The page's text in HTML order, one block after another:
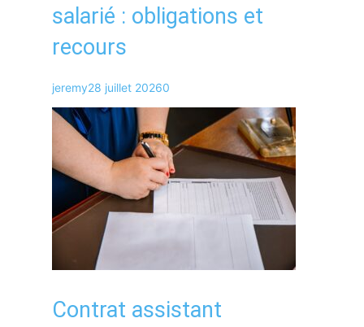
salarié : obligations et
recours
jeremy28 juillet 20260
Contrat assistant